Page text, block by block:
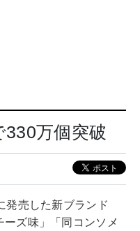
万個突破
発売した新ブランド
ズ味」「同コンソメ